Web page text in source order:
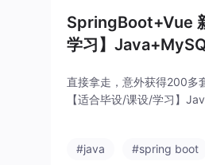
SpringBoot+Vue
学习】
直接拿走，意外获得200多
【适合毕设/课设/学习】
#java #spring boot